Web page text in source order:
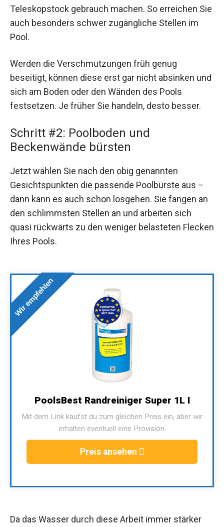
Teleskopstock gebrauch machen. So erreichen Sie
auch besonders schwer zugängliche Stellen im
Pool.
Werden die Verschmutzungen früh genug
beseitigt, können diese erst gar nicht absinken und
sich am Boden oder den Wänden des Pools
festsetzen. Je früher Sie handeln, desto besser.
Schritt #2: Poolboden und
Beckenwände bürsten
Jetzt wählen Sie nach den obig genannten
Gesichtspunkten die passende Poolbürste aus –
dann kann es auch schon losgehen. Sie fangen an
den schlimmsten Stellen an und arbeiten sich
quasi rückwärts zu den weniger belasteten Flecken
Ihres Pools.
Wir empfehlen
PoolsBest Randreiniger Super 1L I
Mit dem Link kaufst du zum gleichen Preis ein, aber wir
erhalten eventuell eine Provision.
Preis ansehen
Da das Wasser durch diese Arbeit immer stärker